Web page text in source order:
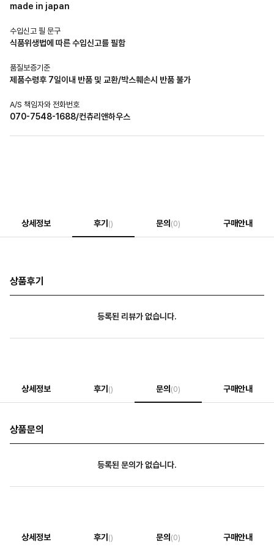
made in japan
수입신고 필 문구
식품위생법에 따른 수입신고를 필함
품질보증기준
제품수령후 7일이내 반품 및 교환/박스훼손시 반품 불가
A/S 책임자와 전화번호
070-7548-1688/컨츄리앤하우스
상세정보 후기 () 문의 (0) 구매안내
상품후기
등록된 리뷰가 없습니다.
상세정보 후기 () 문의 (0) 구매안내
상품문의
등록된 문의가 없습니다.
상세정보 후기 () 문의 (0) 구매안내